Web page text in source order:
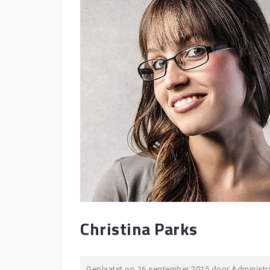
Christina Parks